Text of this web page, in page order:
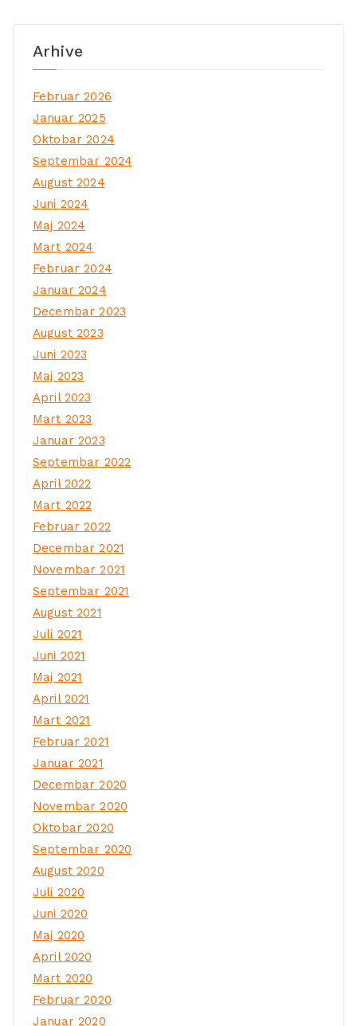
Arhive
Februar 2026
Januar 2025
Oktobar 2024
Septembar 2024
August 2024
Juni 2024
Maj 2024
Mart 2024
Februar 2024
Januar 2024
Decembar 2023
August 2023
Juni 2023
Maj 2023
April 2023
Mart 2023
Januar 2023
Septembar 2022
April 2022
Mart 2022
Februar 2022
Decembar 2021
Novembar 2021
Septembar 2021
August 2021
Juli 2021
Juni 2021
Maj 2021
April 2021
Mart 2021
Februar 2021
Januar 2021
Decembar 2020
Novembar 2020
Oktobar 2020
Septembar 2020
August 2020
Juli 2020
Juni 2020
Maj 2020
April 2020
Mart 2020
Februar 2020
Januar 2020